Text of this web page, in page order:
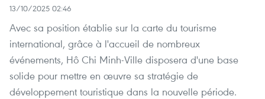
13/10/2025 02:46
Avec sa position établie sur la carte du tourisme
international, grâce à l'accueil de nombreux
événements, Hô Chi Minh-Ville disposera d'une base
solide pour mettre en œuvre sa stratégie de
développement touristique dans la nouvelle période.